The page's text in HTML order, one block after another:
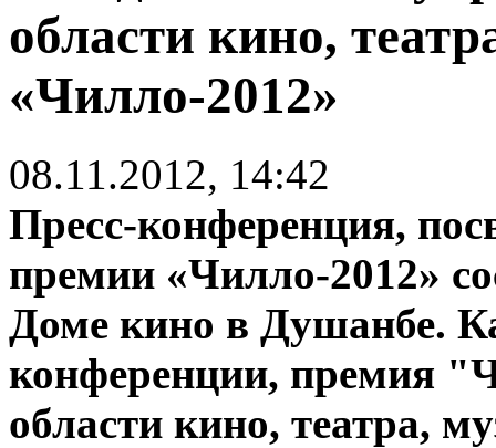
области кино,
«Чилло-2012»
08.11.2012, 14:42
Пресс-конференция,
премии «Чилло-2012»
Доме кино в Душанбе.
конференции, премия
области кино, театра,